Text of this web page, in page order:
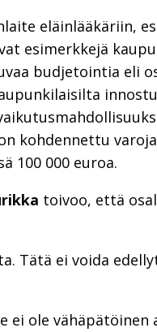
eläinlääkäriin,
esimerkkejä
budjetointia eli
kohdennettu
100 000 euroa.
toivoo, että
Tätä ei voida
ei ole